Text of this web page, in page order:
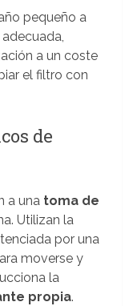
pequeño a
a un coste
el filtro con
de
a una toma de
Utilizan la
por una
moverse y
la
propia.